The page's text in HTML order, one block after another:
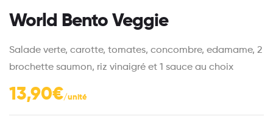
World Bento Veggie
Salade verte, carotte, tomates, concombre, edamame, 2
brochette saumon, riz vinaigré et 1 sauce au choix
13,90€